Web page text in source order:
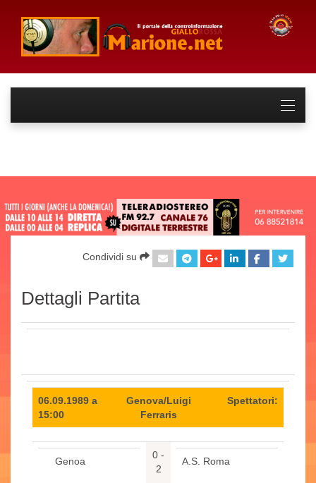
Condividi su
Dettagli Partita
06.09.1989 a
15:00
Genova/Luigi
Ferraris
Spettatori:
Genoa
0 -
2
A.S. Roma